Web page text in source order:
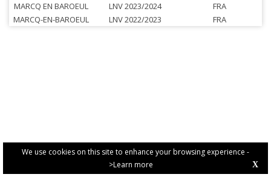
We use cookies on this site to enhance your browsing experience -
>Learn more
X
MARCQ EN BAROEUL
LNV 2023/2024
FRA
MARCQ-EN-BAROEUL
LNV 2022/2023 FRA